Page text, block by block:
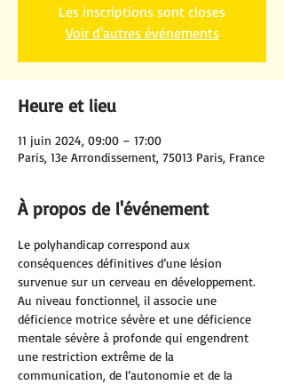
Les inscriptions sont closes
Voir d'autres événements
Heure et lieu
11 juin 2024, 09:00 – 17:00
Paris, 13e Arrondissement, 75013 Paris, France
À propos de l'événement
Le polyhandicap correspond aux
conséquences définitives d’une lésion
survenue sur un cerveau en développement.
Au niveau fonctionnel, il associe une
déficience motrice sévère et une déficience
mentale sévère à profonde qui engendrent
une restriction extrême de la
communication, de l’autonomie et de la